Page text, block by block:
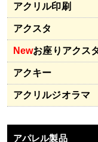
アクリル印刷
アクスタ
Newお座りアクス
アクキー
アクリルジオラマ
アパレル製品